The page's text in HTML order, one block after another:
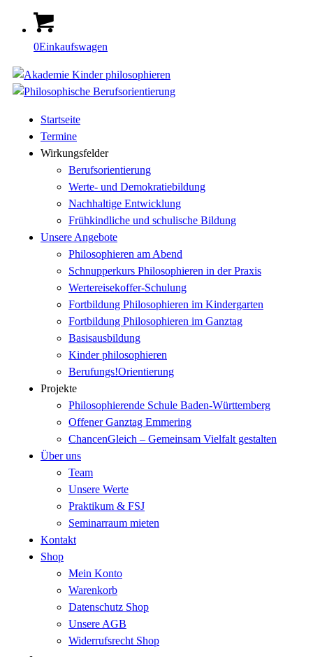
0Einkaufswagen
Startseite
Termine
Wirkungsfelder
Berufsorientierung
Werte- und Demokratiebildung
Nachhaltige Entwicklung
Frühkindliche und schulische Bildung
Unsere Angebote
Philosophieren am Abend
Schnupperkurs Philosophieren in der Praxis
Wertereisekoffer-Schulung
Fortbildung Philosophieren im Kindergarten
Fortbildung Philosophieren im Ganztag
Basisausbildung
Kinder philosophieren
Berufungs!Orientierung
Projekte
Philosophierende Schule Baden-Württemberg
Offener Ganztag Emmering
ChancenGleich – Gemeinsam Vielfalt gestalten
Über uns
Team
Unsere Werte
Praktikum & FSJ
Seminarraum mieten
Kontakt
Shop
Mein Konto
Warenkorb
Datenschutz Shop
Unsere AGB
Widerrufsrecht Shop